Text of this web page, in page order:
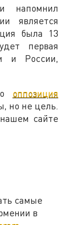
напомнил
является
была 13
первая
и России,
оппозиция
но не цель.
сайте
самые
в